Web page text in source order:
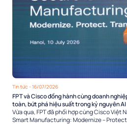
Tin tức - 16/07/2026
FPT và Cisco đồng hành cùng doanh
toàn, bứt phá hiệu suất trong kỷ nguyên AI
Vừa qua, FPT đã phối hợp cùng Cisco Việt
Smart Manufacturing: Modernize – Protect